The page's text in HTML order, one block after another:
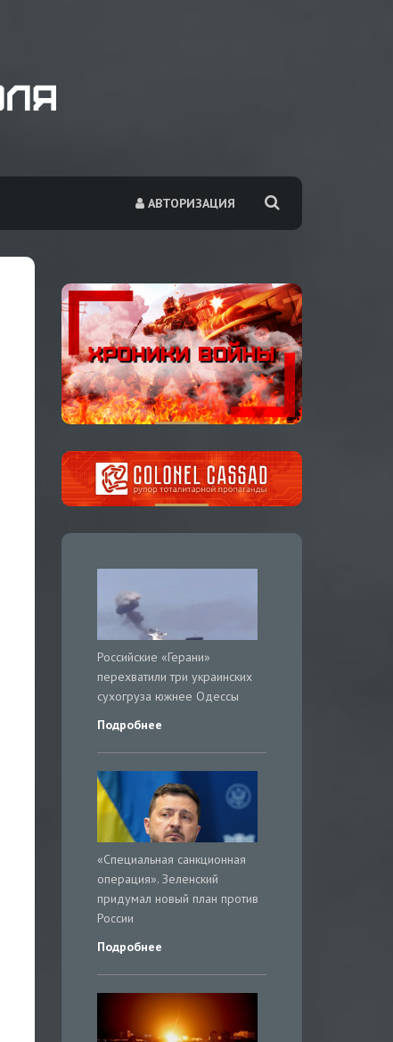
АВТОРИЗАЦИЯ
Российские «Герани»
перехватили три украинских
сухогруза южнее Одессы
Подробнее
«Специальная санкционная
операция». Зеленский
придумал новый план против
России
Подробнее